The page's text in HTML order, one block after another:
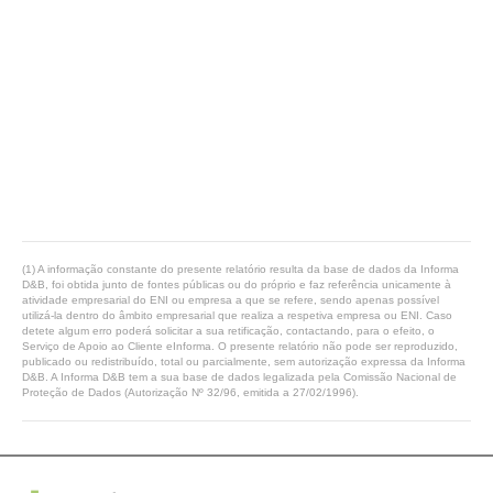
(1) A informação constante do presente relatório resulta da base de dados da Informa
D&B, foi obtida junto de fontes públicas ou do próprio e faz referência unicamente à
atividade empresarial do ENI ou empresa a que se refere, sendo apenas possível
utilizá-la dentro do âmbito empresarial que realiza a respetiva empresa ou ENI. Caso
detete algum erro poderá solicitar a sua retificação, contactando, para o efeito, o
Serviço de Apoio ao Cliente eInforma. O presente relatório não pode ser reproduzido,
publicado ou redistribuído, total ou parcialmente, sem autorização expressa da Informa
D&B. A Informa D&B tem a sua base de dados legalizada pela Comissão Nacional de
Proteção de Dados (Autorização Nº 32/96, emitida a 27/02/1996).